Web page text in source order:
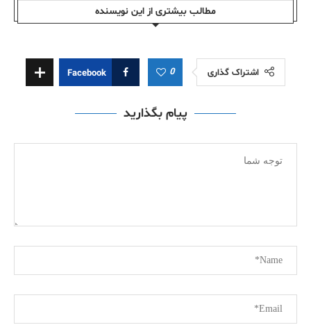
مطالب بیشتری از این نویسندە
اشتراک گذاری 0
Facebook
پیام بگذارید